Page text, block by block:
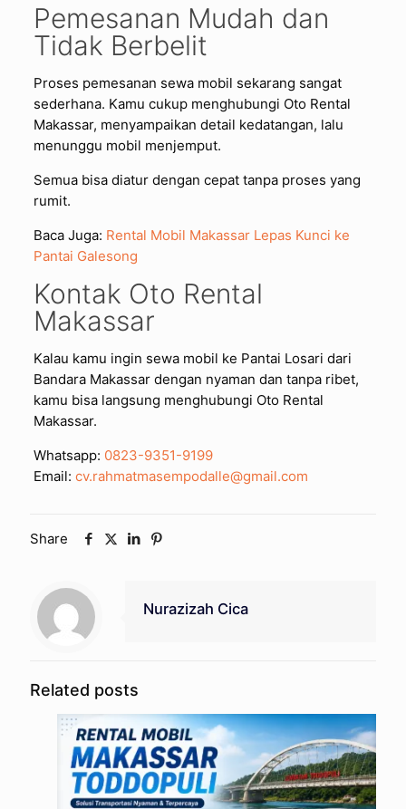
Pemesanan Mudah dan
Tidak Berbelit
Proses pemesanan sewa mobil sekarang sangat
sederhana. Kamu cukup menghubungi Oto Rental
Makassar, menyampaikan detail kedatangan, lalu
menunggu mobil menjemput.
Semua bisa diatur dengan cepat tanpa proses yang
rumit.
Baca Juga: Rental Mobil Makassar Lepas Kunci ke
Pantai Galesong
Kontak Oto Rental
Makassar
Kalau kamu ingin sewa mobil ke Pantai Losari dari
Bandara Makassar dengan nyaman dan tanpa ribet,
kamu bisa langsung menghubungi Oto Rental
Makassar.
Whatsapp: 0823-9351-9199
Email: cv.rahmatmasempodalle@gmail.com
Share
Nurazizah Cica
Related posts